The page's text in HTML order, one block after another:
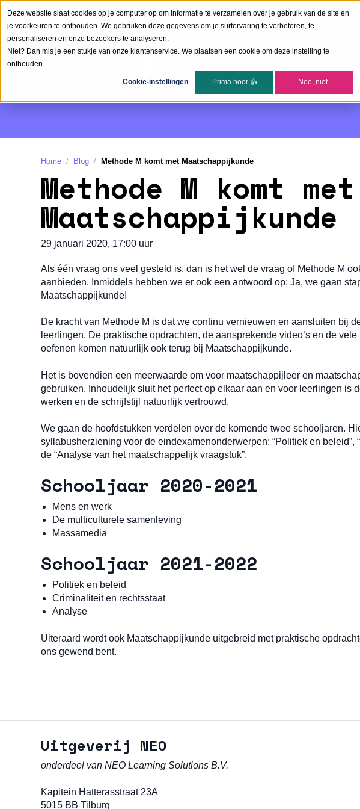
Deze website slaat cookies op je computer op om informatie te verzamelen over je gebruik van de site en
je voorkeuren te onthouden. We gebruiken deze gegevens om je surfervaring te verbeteren, te
personaliseren en onze bezoekers te analyseren.
Niet? Dan mis je een stukje van onze klantenservice. We plaatsen een cookie om deze instelling te
onthouden.
Cookie-instellingen Prima hoor 👍 Nee, niet.
Home Blog Methode M komt met Maatschappijkunde
Methode M komt met
Maatschappijkunde
29 januari 2020, 17:00 uur
Als één vraag ons veel gesteld is, dan is het wel de vraag of Methode M
aanbieden. Inmiddels hebben we er ook een antwoord op: Ja, we gaan
Maatschappijkunde!
De kracht van Methode M is dat we continu vernieuwen en aansluiten bij
leerlingen. De praktische opdrachten, de aansprekende video’s en de
oefenen komen natuurlijk ook terug bij Maatschappijkunde.
Het is bovendien een meerwaarde om voor maatschappijleer en
gebruiken. Inhoudelijk sluit het perfect op elkaar aan en voor leerlingen is
werken en de schrijfstijl natuurlijk vertrouwd.
We gaan de hoofdstukken verdelen over de komende twee schooljaren.
syllabusherziening voor de eindexamenonderwerpen: “Politiek en beleid”,
de “Analyse van het maatschappelijk vraagstuk”.
Schooljaar 2020-2021
Mens en werk
De multiculturele samenleving
Massamedia
Schooljaar 2021-2022
Politiek en beleid
Criminaliteit en rechtsstaat
Analyse
Uiteraard wordt ook Maatschappijkunde uitgebreid met praktische
ons gewend bent.
Uitgeverij NEO
onderdeel van NEO Learning Solutions B.V.
Kapitein Hatterasstraat 23A
5015 BB Tilburg